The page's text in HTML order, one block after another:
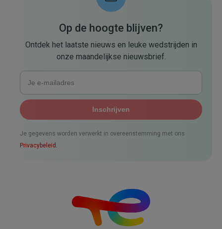
Op de hoogte blijven?
Ontdek het laatste nieuws en leuke wedstrijden in
onze maandelijkse nieuwsbrief.
Je gegevens worden verwerkt in overeenstemming met ons
Privacybeleid.